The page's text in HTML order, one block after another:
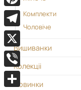
Комплекти
Чоловіче
Вишиванки
Колекціі
Новинки
Pinterest
Telegram
X
Viber